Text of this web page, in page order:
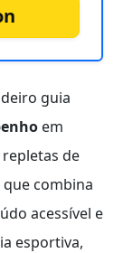
guia
em
repletas de
combina
acessível e
esportiva,